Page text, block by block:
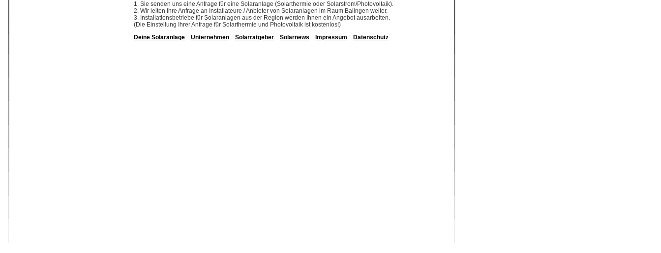
1. Sie senden uns eine Anfrage für eine Solaranlage (Solarthermie oder Solarstrom/Photovoltaik).
2. Wir leiten Ihre Anfrage an Installateure / Anbieter von Solaranlagen im Raum Balingen weiter.
3. Installationsbetriebe für Solaranlagen aus der Region werden Ihnen ein Angebot ausarbeiten.
(Die Einstellung Ihrer Anfrage für Solarthermie und Photovoltaik ist kostenlos!)
Deine Solaranlage
Unternehmen Solarratgeber Solarnews Impressum Datenschutz